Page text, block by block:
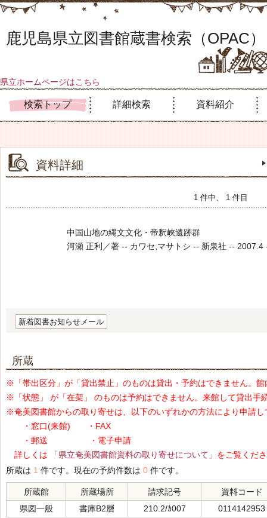
鹿児島県立図書館蔵書検索（OPAC）
県立ホームページはこちら
検索トップ 詳細検索 資料紹介
資料詳細
1 件中、 1 件目
中国山地の縄文文化・帝釈峡遺跡群
河瀬 正利／著 -- カワセ,マサトシ -- 新泉社 -- 2007.4
新着図書お知らせメール
所蔵
※「帯出区分」が「貸出禁止」のものは貸出・予約はできません。
※「状態」 が「在架」 のものは予約はできません。来館して貸出手
※奄美図書館からの取り寄せは、以下のいずれかの方法により申請し
・窓口(来館) ・FAX
・郵送 ・電子申請
詳しくは
「県立奄美図書館資料の取り寄せについて」 をご覧くだ
所蔵は 1 件です。現在の予約件数は 0 件です。
所蔵館 所蔵場所 請求記号
資料コード
県図一般
書庫B2層 210.2/ｶ007 0114142953